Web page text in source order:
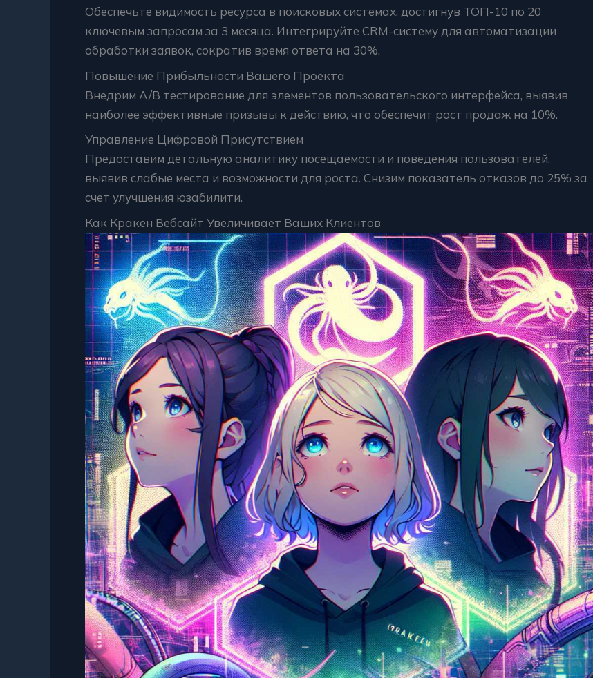
Обеспечьте видимость ресурса в поисковых системах, достигнув ТОП-10 по 20
ключевым запросам за 3 месяца. Интегрируйте CRM-систему для автоматизации
обработки заявок, сократив время ответа на 30%.
Повышение Прибыльности Вашего Проекта
Внедрим A/B тестирование для элементов пользовательского интерфейса, выявив
наиболее эффективные призывы к действию, что обеспечит рост продаж на 10%.
Управление Цифровой Присутствием
Предоставим детальную аналитику посещаемости и поведения пользователей,
выявив слабые места и возможности для роста. Снизим показатель отказов до 25% за
счет улучшения юзабилити.
Как Кракен Вебсайт Увеличивает Ваших Клиентов